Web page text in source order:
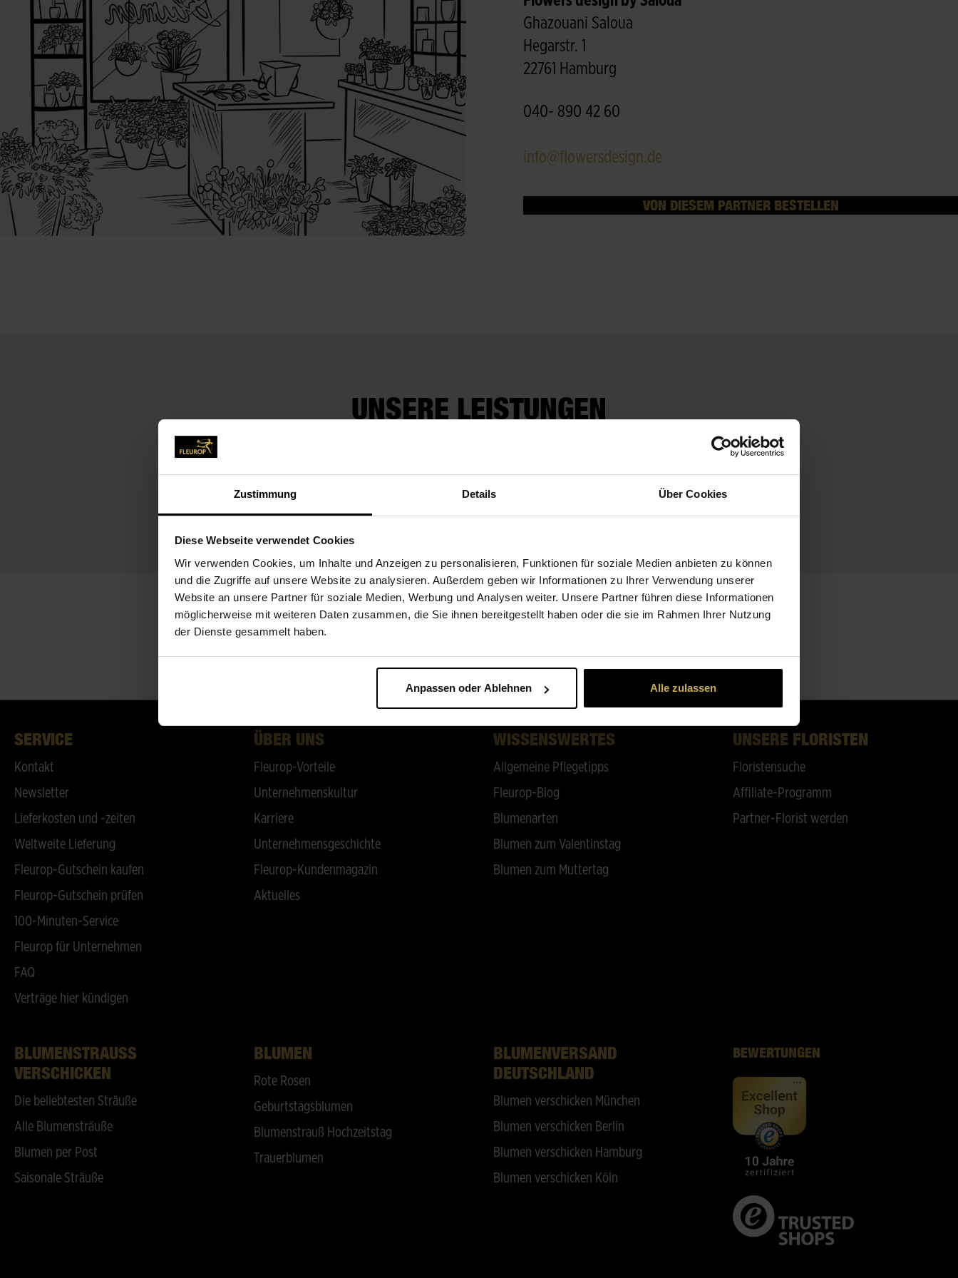
Zustimmung Details Über Cookies
Diese Webseite verwendet Cookies
Wir verwenden Cookies, um Inhalte und Anzeigen zu personalisieren, Funktionen für soziale Medien anbieten zu können
und die Zugriffe auf unsere Website zu analysieren. Außerdem geben wir Informationen zu Ihrer Verwendung unserer
Website an unsere Partner für soziale Medien, Werbung und Analysen weiter. Unsere Partner führen diese Informationen
möglicherweise mit weiteren Daten zusammen, die Sie ihnen bereitgestellt haben oder die sie im Rahmen Ihrer Nutzung
der Dienste gesammelt haben.
Anpassen oder Ablehnen Alle zulassen
Ghazouani Saloua
Hegarstr. 1
22761 Hamburg
040- 890 42 60
info@flowersdesign.de
VON DIESEM PARTNER BESTELLEN
UNSERE LEISTUNGEN
Sonntagslieferung
möglich
SERVICE
Kontakt
Newsletter
Lieferkosten und -zeiten
Weltweite Lieferung
Fleurop-Gutschein kaufen
Fleurop-Gutschein prüfen
100-Minuten-Service
Fleurop für Unternehmen
FAQ
Verträge hier kündigen
ÜBER UNS
Fleurop-Vorteile
Unternehmenskultur
Karriere
Unternehmensgeschichte
Fleurop-Kundenmagazin
Aktuelles
WISSENSWERTES
Allgemeine Pflegetipps
Fleurop-Blog
Blumenarten
Blumen zum Valentinstag
Blumen zum Muttertag
UNSERE FLORISTEN
Floristensuche
Affiliate-Programm
Partner-Florist werden
BLUMENSTRAUSS V
ERSCHICKEN
Die beliebtesten Sträuße
Alle Blumensträuße
Blumen per Post
Saisonale Sträuße
BLUMEN
Rote Rosen
Geburtstagsblumen
Blumenstrauß Hochzeitstag
Trauerblumen
BLUMENVERSAND
DEUTSCHLAND
Blumen verschicken München
Blumen verschicken Berlin
Blumen verschicken Hamburg
Blumen verschicken Köln
BEWERTUNGEN